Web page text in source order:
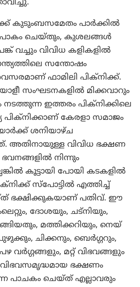
കുടുംബസമേതം പാർക്കിൽ
പാകം ചെയ്തും, കുശലങ്ങൾ
വച്ചും വിവിധ കളികളിൽ
സന്തോഷം
ഫാമിലി പിക്‌നിക്ക്.
സംഘടനകളിൽ മിക്കവാറും
ഇത്തരം പിക്നിക്കിലെ
കേരളാ സമാജം
ശനിയാഴ്ച
അതിനായുള്ള വിവിധ ഭക്ഷണ
നിന്നും
കൂട്ടായി പോയി കടകളിൽ
സ്പോട്ടിൽ എത്തിച്ച്
ഭക്ഷിക്കുകയാണ് പതിവ്. ഈ
ദോശയും, ചട്നിയും,
മത്തിക്കറിയും, നെയ്
ചിക്കനും, ബെർഗ്ഗറും,
വർഗ്ഗങ്ങളും, മറ്റ് വിഭവങ്ങളും
വിഭവസമൃദ്ധമായ ഭക്ഷണം
പാചകം ചെയ്ത് എല്ലാവരും